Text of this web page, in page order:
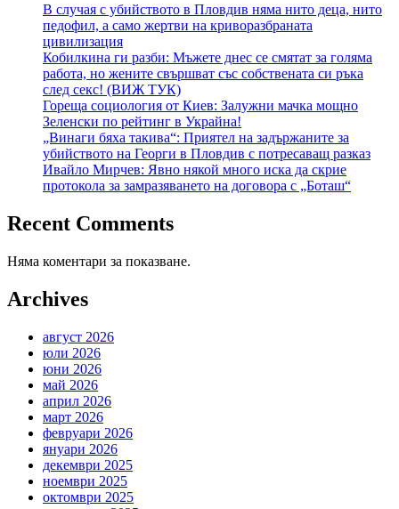
В случая с убийството в Пловдив няма нито деца, нито
педофил, а само жертви на криворазбраната
цивилизация
Кобилкина ги разби: Мъжете днес се смятат за голяма
работа, но жените свършват със собствената си ръка
след секс! (ВИЖ ТУК)
Гореща социология от Киев: Залужни мачка мощно
Зеленски по рейтинг в Украйна!
„Винаги бяха такива“: Приятел на задържаните за
убийството на Георги в Пловдив с потресаващ разказ
Ивайло Мирчев: Явно някой много иска да скрие
протокола за замразяването на договора с „Боташ“
Recent Comments
Няма коментари за показване.
Archives
август 2026
юли 2026
юни 2026
май 2026
април 2026
март 2026
февруари 2026
януари 2026
декември 2025
ноември 2025
октомври 2025